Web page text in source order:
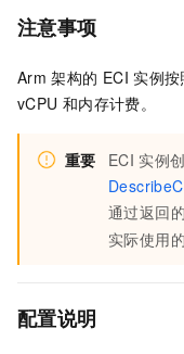
注意事项
Arm 架构的 ECI 实例
vCPU 和内存计费。
重要 ECI 实例
通过返回的
实际使用的
配置说明